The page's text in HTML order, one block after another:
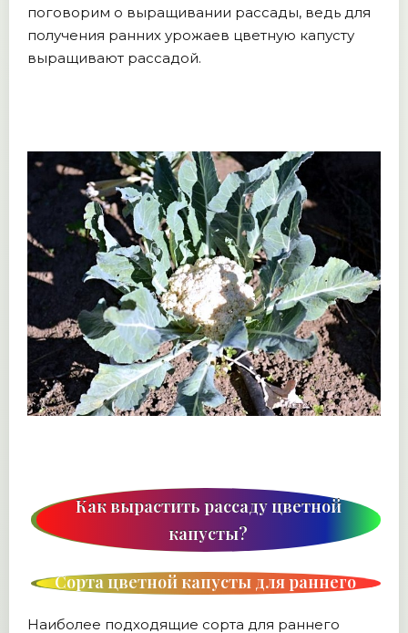
поговорим о выращивании рассады, ведь для
получения ранних урожаев цветную капусту
выращивают рассадой.
Как вырастить рассаду цветной
капусты?
Сорта цветной капусты для раннего
выращивания
Наиболее подходящие сорта для раннего